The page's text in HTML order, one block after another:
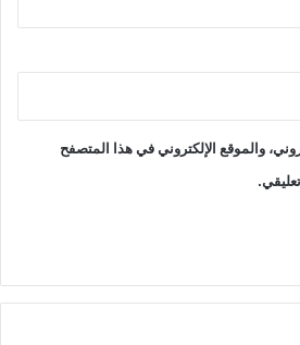
والموقع الإلكتروني في هذا المتصفح